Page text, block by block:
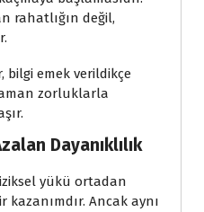
rahatlığın değil,
bilgi emek verildikçe
zorluklarla
Dayanıklılık
yükü ortadan
kazanımdır. Ancak aynı